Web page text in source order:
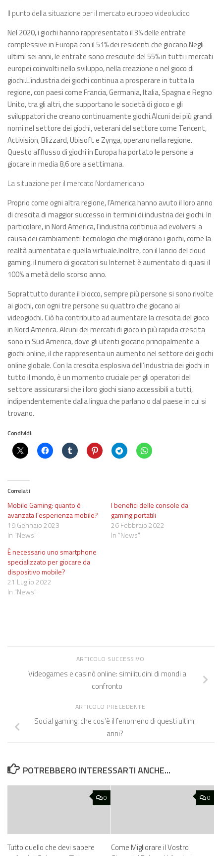
Il punto della situazione per il mercato europeo videoludico
Nel 2020, i giochi hanno rappresentato il 3% delle entrate
complessive in Europa con il 51% dei residenti che giocano.Negli
ultimi sei anni, le entrate sono cresciute del 55% in tutti i mercati
europei coinvolti nello sviluppo, nella creazione o nel gioco di
giochi.L’industria dei giochi continua a prosperare in tutta la
regione, con paesi come Francia, Germania, Italia, Spagna e Regno
Unito, tra gli altri, che supportano le società di gioco e gli
sviluppatori che creano continuamente giochi.Alcuni dei più grandi
nomi nel settore dei giochi, veterani del settore come Tencent,
Activision, Blizzard, Ubisoft e Zynga, operano nella regione.
Questo afflusso di giochi in Europa ha portato le persone a
giocare in media 8,6 ore a settimana.
La situazione per il mercato Nordamericano
Proprio come ogni altra regione, l’America hanno avuto il loro anno
di crescita di maggior successo in termini di industria dei giochi. In
particolare, in Nord America, l’industria continua ad evolversi a
causa dei cambiamenti tecnologici che migliorano i giochi, come la
realtà aumentata e quella virtuale.Inoltre, con il lancio del cloud
gaming, il numero di giocatori su Internet è aumentato di quasi il
100% a metà dello scorso anno.
Soprattutto durante il blocco, sempre più persone si sono rivolte
ai giochi, con ogni tre persone su quattro che giocano ai
videogiochi. Ciò ha contribuito ad aumentare la crescita del gioco
in Nord America. Alcuni dei mercati di gioco in più rapida crescita
sono in Sud America, dove gli utenti giocano principalmente a
giochi online, il che rappresenta un aumento nel settore dei giochi
online globale. Con la crescita esplosiva dell’industria dei giochi in
tutto il mondo, è un momento cruciale per gli operatori del
settore assicurarsi che i loro giochi siano accessibili a tutti,
indipendentemente dalla lingua che parlano o dal paese in cui si
trovano.
Condividi:
Correlati
Mobile Gaming: quanto è
avanzata l’esperienza mobile?
19 Gennaio 2023
In "News"
I benefici delle console da
gaming portatili
26 Febbraio 2022
In "News"
È necessario uno smartphone
specializzato per giocare da
dispositivo mobile?
21 Luglio 2022
In "News"
ARTICOLO SUCCESSIVO
Videogames e casinò online: similitudini di mondi a
confronto
ARTICOLO PRECEDENTE
Social gaming: che cos’è il fenomeno di questi ultimi
anni?
POTREBBERO INTERESSARTI ANCHE...
0
Tutto quello che devi sapere
0
Come Migliorare il Vostro